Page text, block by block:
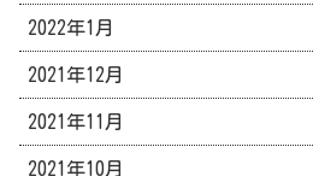
2022年1月
2021年12月
2021年11月
2021年10月